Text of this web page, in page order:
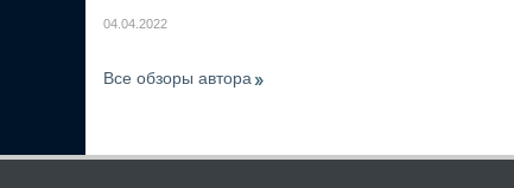
04.04.2022
Все обзоры автора